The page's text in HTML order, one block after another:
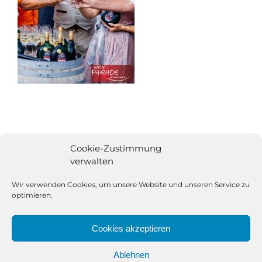
Cookie-Zustimmung
verwalten
Wir verwenden Cookies, um unsere Website und unseren Service zu
optimieren.
Cookies akzeptieren
Ablehnen